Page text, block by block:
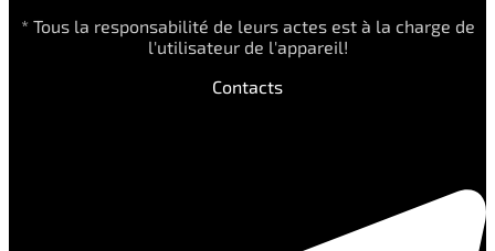
* Tous la responsabilité de leurs actes est à la charge de
l'utilisateur de l'appareil!
Contacts